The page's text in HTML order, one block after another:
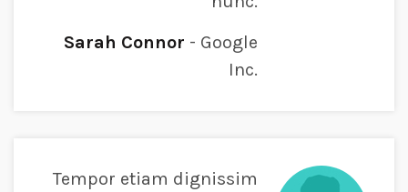
Sarah Connor
Google
Inc.
Tempor etiam dignissim